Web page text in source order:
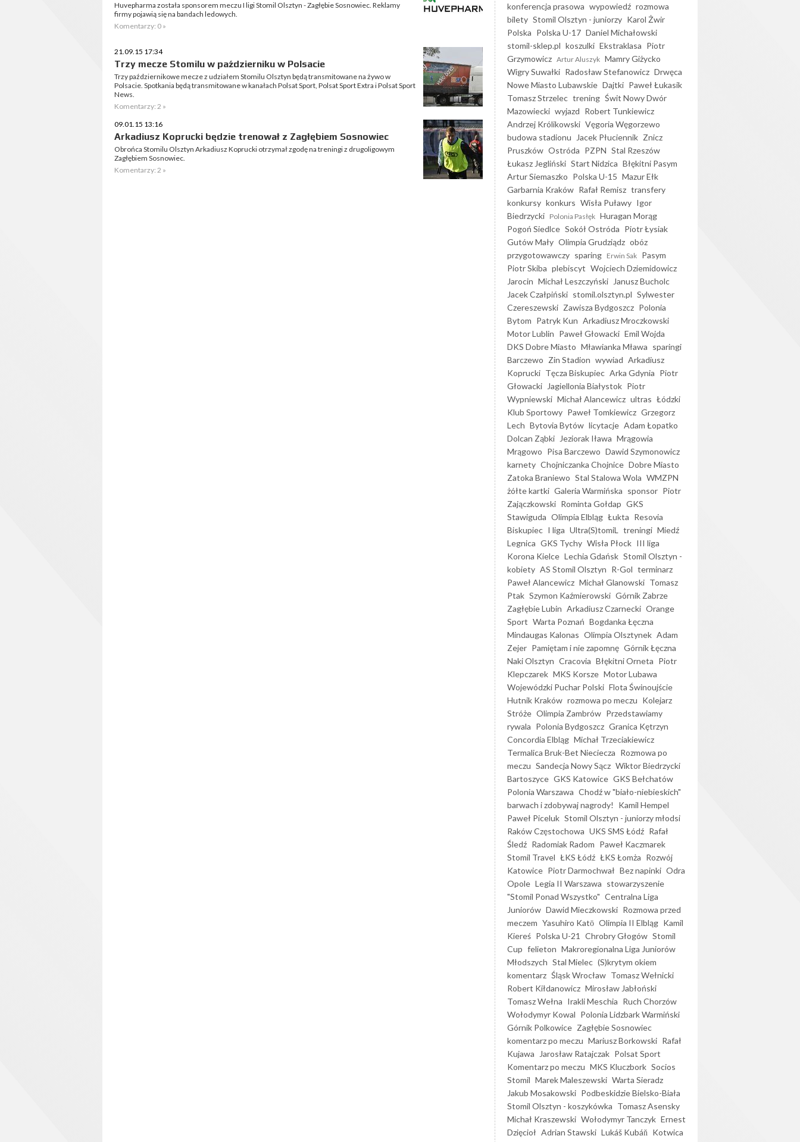
Huvepharma została sponsorem meczu I ligi Stomil Olsztyn - Zagłębie Sosnowiec. Reklamy
firmy pojawią się na bandach ledowych.
Komentarzy: 0 »
21.09.15 17:34
Trzy mecze Stomilu w październiku w Polsacie
Trzy październikowe mecze z udziałem Stomilu Olsztyn będą transmitowane na żywo w
Polsacie. Spotkania będą transmitowane w kanałach Polsat Sport, Polsat Sport Extra i Polsat Sport
News.
Komentarzy: 2 »
09.01.15 13:16
Arkadiusz Koprucki będzie trenował z Zagłębiem Sosnowiec
Obrońca Stomilu Olsztyn Arkadiusz Koprucki otrzymał zgodę na treningi z drugoligowym
Zagłębiem Sosnowiec.
Komentarzy: 2 »
konferencja prasowa wypowiedź rozmowa
bilety Stomil Olsztyn - juniorzy Karol Żwir
Polska Polska U-17 Daniel Michałowski
stomil-sklep.pl koszulki Ekstraklasa Piotr
Grzymowicz Artur Aluszyk Mamry Giżycko
Wigry Suwałki Radosław Stefanowicz Drwęca
Nowe Miasto Lubawskie Dajtki Paweł Łukasik
Tomasz Strzelec trening Świt Nowy Dwór
Mazowiecki wyjazd Robert Tunkiewicz
Andrzej Królikowski Vęgoria Węgorzewo
budowa stadionu
Jacek Płuciennik Znicz
Pruszków Ostróda PZPN Stal Rzeszów
Łukasz Jegliński Start Nidzica Błękitni Pasym
Artur Siemaszko Polska U-15 Mazur Ełk
Garbarnia Kraków Rafał Remisz transfery
konkursy konkurs Wisła Puławy Igor
Biedrzycki Polonia Pasłęk Huragan Morąg
Pogoń Siedlce Sokół Ostróda Piotr Łysiak
Gutów Mały Olimpia Grudziądz obóz
przygotowawczy sparing Erwin Sak Pasym
Piotr Skiba plebiscyt Wojciech Dziemidowicz
Jarocin Michał Leszczyński
Janusz Bucholc
Jacek Czałpiński stomil.olsztyn.pl Sylwester
Czereszewski Zawisza Bydgoszcz Polonia
Bytom Patryk Kun Arkadiusz Mroczkowski
Motor Lublin Paweł Głowacki Emil Wojda
DKS Dobre Miasto Mławianka Mława sparingi
Barczewo Zin Stadion wywiad Arkadiusz
Koprucki Tęcza Biskupiec Arka Gdynia Piotr
Głowacki
Jagiellonia Białystok Piotr
Wypniewski Michał Alancewicz ultras Łódzki
Klub Sportowy Paweł Tomkiewicz Grzegorz
Lech Bytovia Bytów licytacje Adam Łopatko
Dolcan Ząbki
Jeziorak Iława Mrągowia
Mrągowo Pisa Barczewo Dawid Szymonowicz
karnety Chojniczanka Chojnice Dobre Miasto
Zatoka Braniewo Stal Stalowa Wola WMZPN
żółte kartki Galeria Warmińska sponsor Piotr
Zajączkowski Rominta Gołdap GKS
Stawiguda Olimpia Elbląg Łukta Resovia
Biskupiec I liga Ultra(S)tomiL treningi Miedź
Legnica GKS Tychy Wisła Płock III liga
Korona Kielce Lechia Gdańsk Stomil Olsztyn -
kobiety AS Stomil Olsztyn R-Gol terminarz
Paweł Alancewicz Michał Glanowski Tomasz
Ptak Szymon Kaźmierowski Górnik Zabrze
Zagłębie Lubin Arkadiusz Czarnecki Orange
Sport Warta Poznań Bogdanka Łęczna
Mindaugas Kalonas Olimpia Olsztynek Adam
Zejer Pamiętam i nie zapomnę Górnik Łęczna
Naki Olsztyn Cracovia Błękitni Orneta Piotr
Klepczarek MKS Korsze Motor Lubawa
Wojewódzki Puchar Polski Flota Świnoujście
Hutnik Kraków rozmowa po meczu Kolejarz
Stróże Olimpia Zambrów Przedstawiamy
rywala Polonia Bydgoszcz Granica Kętrzyn
Concordia Elbląg Michał Trzeciakiewicz
Termalica Bruk-Bet Nieciecza Rozmowa po
meczu Sandecja Nowy Sącz Wiktor Biedrzycki
Bartoszyce GKS Katowice GKS Bełchatów
Polonia Warszawa Chodź w "biało-niebieskich"
barwach i zdobywaj nagrody!
Kamil Hempel
Paweł Piceluk Stomil Olsztyn - juniorzy młodsi
Raków Częstochowa UKS SMS Łódź Rafał
Śledź Radomiak Radom Paweł Kaczmarek
Stomil Travel ŁKS Łódź ŁKS Łomża Rozwój
Katowice Piotr Darmochwał Bez napinki Odra
Opole Legia II Warszawa stowarzyszenie
"Stomil Ponad Wszystko" Centralna Liga
Juniorów Dawid Mieczkowski Rozmowa przed
meczem Yasuhiro Katō Olimpia II Elbląg Kamil
Kiereś Polska U-21 Chrobry Głogów Stomil
Cup felieton Makroregionalna Liga Juniorów
Młodszych Stal Mielec (S)krytym okiem
komentarz Śląsk Wrocław Tomasz Wełnicki
Robert Kiłdanowicz Mirosław Jabłoński
Tomasz Wełna Irakli Meschia Ruch Chorzów
Wołodymyr Kowal Polonia Lidzbark Warmiński
Górnik Polkowice Zagłębie Sosnowiec
komentarz po meczu Mariusz Borkowski Rafał
Kujawa
Jarosław Ratajczak Polsat Sport
Komentarz po meczu MKS Kluczbork Socios
Stomil Marek Maleszewski Warta Sieradz
Jakub Mosakowski Podbeskidzie Bielsko-Biała
Stomil Olsztyn - koszykówka Tomasz Asensky
Michał Kraszewski Wołodymyr Tanczyk Ernest
Dzięcioł Adrian Stawski Lukáš Kubáň Kotwica